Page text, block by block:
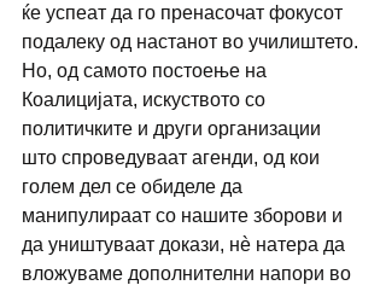
ќе успеат да го пренасочат фокусот
подалеку од настанот во училиштето.
Но, од самото постоење на
Коалицијата, искуството со
политичките и други организации
што спроведуваат агенди, од кои
голем дел се обиделе да
манипулираат со нашите зборови и
да уништуваат докази, нè натера да
вложуваме дополнителни напори во